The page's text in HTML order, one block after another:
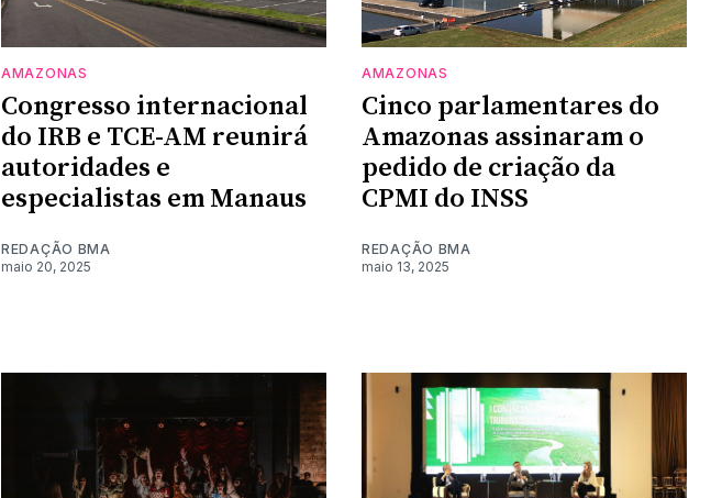
AMAZONAS
Congresso internacional
do IRB e TCE-AM reunirá
autoridades e
especialistas em Manaus
REDAÇÃO BMA
maio 20, 2025
AMAZONAS
Cinco parlamentares do
Amazonas assinaram o
pedido de criação da
CPMI do INSS
REDAÇÃO BMA
maio 13, 2025